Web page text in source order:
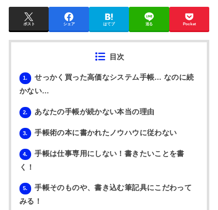
ポスト シェア はてブ 送る Pocket
目次
1.
せっかく買った高価なシステム手帳… なのに続
かない…
2. あなたの手帳が続かない本当の理由
3. 手帳術の本に書かれたノウハウに従わない
4.
手帳は仕事専用にしない！書きたいことを書
く！
5.
手帳そのものや、書き込む筆記具にこだわって
みる！